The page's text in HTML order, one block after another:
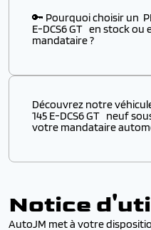
🔑 Pourquoi choisir un
E-DCS6 GT en stock ou
mandataire ?
Choisir ce modèleen
✔️ D’obtenir unmodèle
sans attendre plusieurs
attractif, négocié
✔️ De bénéficier d’une
en main simplifiée
Découvrez notre
145 E-DCS6 GT neuf
votre mandataire
Découvrez notre véhicule
votre PEUGEOTpar
constructeur, tout en
constructeuret d’un
Notice
AutoJM met à votre